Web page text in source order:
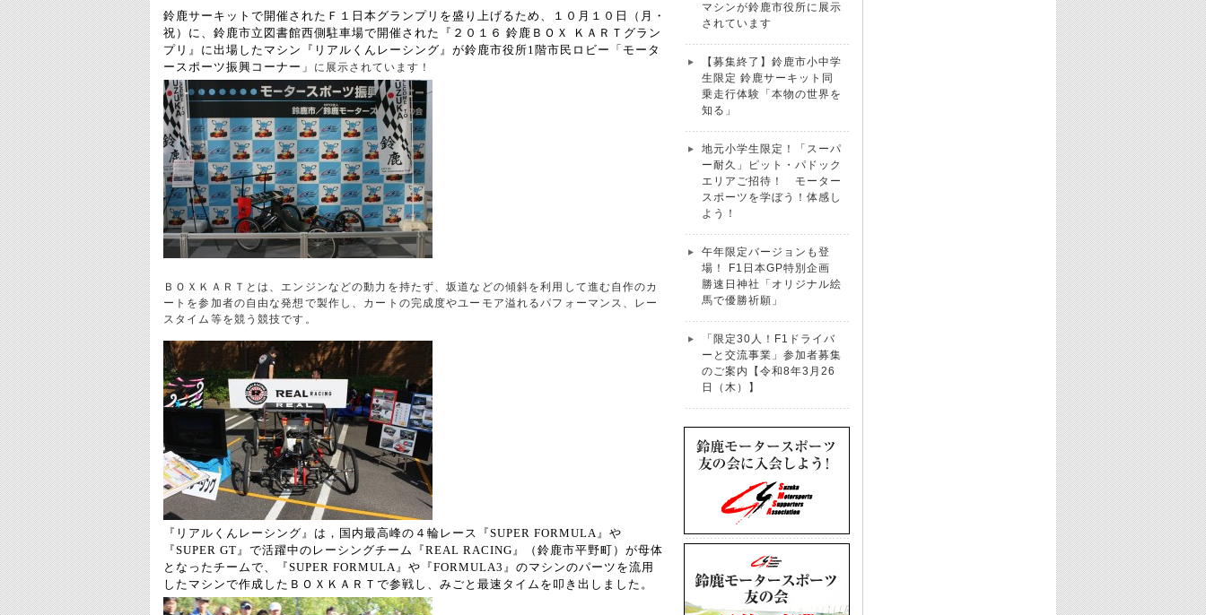
鈴鹿サーキットで開催されたＦ１日本グランプリを盛り上げるため 、１０ 月 １０ 日（月・
祝）に、鈴鹿市立図書館西側駐車場で開催された『 ２０１６ 鈴鹿ＢＯＸ ＫＡＲＴグラン
プリ』に出場したマシン『リアルくんレーシング』が鈴鹿市役所1 階市民ロビー「モータ
ースポーツ振興コーナー」
に展示されています！
ＢＯＸＫＡＲＴとは、エンジンなどの動力を持たず、坂道などの傾斜を利用して進む自作のカ
ートを参加者の自由な発想で製作し、カートの完成度やユーモア溢れるパフォーマンス、レー
スタイム等を競う競技です。
『リアルくんレーシング』は，国内最高峰の４輪レース『SUPER FORMULA』や
『SUPER GT』で活躍中のレーシングチーム『REAL RACING』（鈴鹿市平野町）が母体
となったチームで、『SUPER FORMULA』や『FORMULA3 』のマシンのパーツを流用
したマシンで作成したＢＯＸＫＡＲＴで参戦し、みごと最速タイムを叩き出しました。
マシンが鈴鹿市役所に展示
されています
【募集終了】鈴鹿市小中学
生限定 鈴鹿サーキット同
乗走行体験「本物の世界を
知る」
地元小学生限定！「スーパ
ー耐久」ピット・パドック
エリアご招待！ モーター
スポーツを学ぼう！体感し
よう！
午年限定バージョンも登
場！ F1日本GP特別企画
勝速日神社「オリジナル絵
馬で優勝祈願」
「限定30人！F1ドライバ
ーと交流事業」参加者募集
のご案内【令和8年3月26
日（木）】